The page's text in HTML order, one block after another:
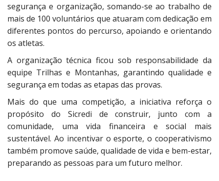
segurança e organização, somando-se ao trabalho de
mais de 100 voluntários que atuaram com dedicação em
diferentes pontos do percurso, apoiando e orientando
os atletas.
A organização técnica ficou sob responsabilidade da
equipe Trilhas e Montanhas, garantindo qualidade e
segurança em todas as etapas das provas.
Mais do que uma competição, a iniciativa reforça o
propósito do Sicredi de construir, junto com a
comunidade, uma vida financeira e social mais
sustentável. Ao incentivar o esporte, o cooperativismo
também promove saúde, qualidade de vida e bem-estar,
preparando as pessoas para um futuro melhor.